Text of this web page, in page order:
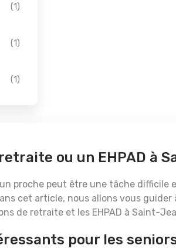
(1)
(1)
(1)
ou un EHPAD à
proche peut être une tâche
cet article, nous allons vous
de retraite et les EHPAD à Saint-
pour les